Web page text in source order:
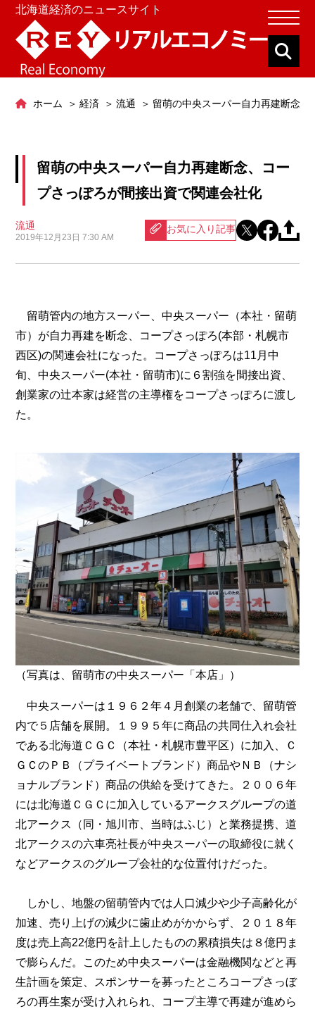
北海道経済のニュースサイト
ホーム 経済 流通 留萌の中央スーパー自力再建断念
留萌の中央スーパー自力再建断念、コー
プさっぽろが間接出資で関連会社化
流通
2019年12月23日 7:30 AM
お気に入り記事
留萌管内の地方スーパー、中央スーパー（本社・留萌
市）が自力再建を断念、コープさっぽろ(本部・札幌市
西区)の関連会社になった。コープさっぽろは11月中
旬、中央スーパー(本社・留萌市)に６割強を間接出資、
創業家の辻本家は経営の主導権をコープさっぽろに渡し
た。
（写真は、留萌市の中央スーパー「本店」）
中央スーパーは１９６２年４月創業の老舗で、留萌管
内で５店舗を展開。１９９５年に商品の共同仕入れ会社
である北海道ＣＧＣ（本社・札幌市豊平区）に加入、Ｃ
ＧＣのＰＢ（プライベートブランド）商品やＮＢ（ナシ
ョナルブランド）商品の供給を受けてきた。２００６年
には北海道ＣＧＣに加入しているアークスグループの道
北アークス（同・旭川市、当時はふじ）と業務提携、道
北アークスの六車亮社長が中央スーパーの取締役に就く
などアークスのグループ会社的な位置付けだった。
しかし、地盤の留萌管内では人口減少や少子高齢化が
加速、売り上げの減少に歯止めがかからず、２０１８年
度は売上高22億円を計上したものの累積損失は８億円ま
で膨らんだ。このため中央スーパーは金融機関などと再
生計画を策定、スポンサーを募ったところコープさっぼ
ろの再生案が受け入れられ、コープ主導で再建が進めら